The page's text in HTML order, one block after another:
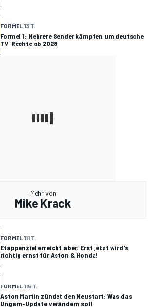
FORMEL 13 T.
Formel 1: Mehrere Sender kämpfen um deutsche
TV-Rechte ab 2028
Mehr von
Mike Krack
FORMEL 111 T.
Etappenziel erreicht aber: Erst jetzt wird's
richtig ernst für Aston & Honda!
FORMEL 115 T.
Aston Martin zündet den Neustart: Was das
Ungarn-Update verändern soll